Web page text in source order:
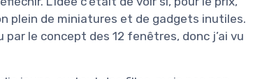
plein de miniatures et de gadgets inutiles.
le concept des 12 fenêtres, donc j’ai vu